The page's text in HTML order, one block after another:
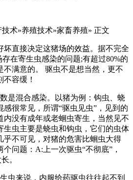
»养殖技术»家畜养殖» 正文
直接决定这猪场的效益。据不完全
在寄生虫感染的问题;有超过80%的
不满意的。 驱虫不是想当然，更不
容缓！
混合感染。以猪为例：钩虫、蛲
很常见，所谓“驱虫见虫”，见到的
内没有成年或老蛔虫寄生，当然见不
生虫主要是蛲虫和钩虫，它们的虫体
乎不可见，对猪的危害比蛔虫大得
问题：A:上一次驱虫“不彻底”，
。
来说，内服给药驱虫往往起不到